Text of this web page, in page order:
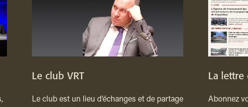
Le club VRT
Le club est un lieu d’échanges et de partage
La lettre
Abonnez